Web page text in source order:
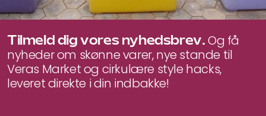
Tilmeld dig vores nyhedsbrev.Og få
nyheder om skønne varer, nye stande til
Veras Market og cirkulære style hacks,
leveret direkte i din indbakke!